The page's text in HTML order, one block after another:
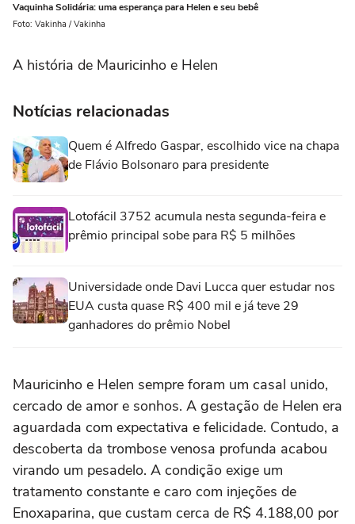
Vaquinha Solidária: uma esperança para Helen e seu bebê
Foto: Vakinha / Vakinha
A história de Mauricinho e Helen
Notícias relacionadas
Quem é Alfredo Gaspar, escolhido vice na chapa
de Flávio Bolsonaro para presidente
Lotofácil 3752 acumula nesta segunda-feira e
prêmio principal sobe para R$ 5 milhões
Universidade onde Davi Lucca quer estudar nos
EUA custa quase R$ 400 mil e já teve 29
ganhadores do prêmio Nobel
Mauricinho e Helen sempre foram um casal unido,
cercado de amor e sonhos. A gestação de Helen era
aguardada com expectativa e felicidade. Contudo, a
descoberta da trombose venosa profunda acabou
virando um pesadelo. A condição exige um
tratamento constante e caro com injeções de
Enoxaparina, que custam cerca de R$ 4.188,00 por